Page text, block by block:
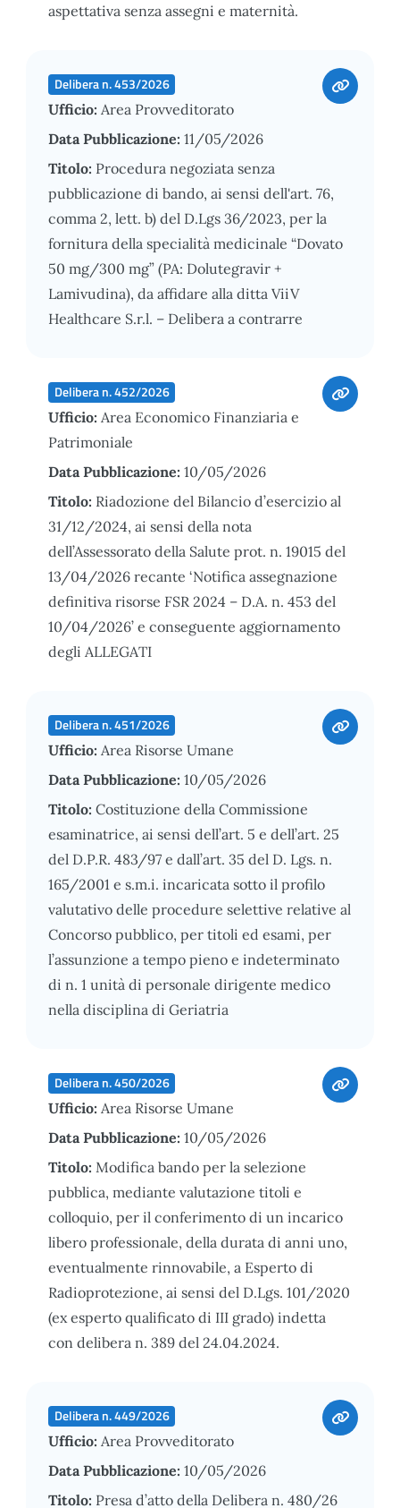
aspettativa senza assegni e maternità.
Delibera n. 453/2026
Ufficio: Area Provveditorato
Data Pubblicazione: 11/05/2026
Titolo: Procedura negoziata senza
pubblicazione di bando, ai sensi dell'art. 76,
comma 2, lett. b) del D.Lgs 36/2023, per la
fornitura della specialità medicinale “Dovato
50 mg/300 mg” (PA: Dolutegravir +
Lamivudina), da affidare alla ditta ViiV
Healthcare S.r.l. – Delibera a contrarre
Delibera n. 452/2026
Ufficio: Area Economico Finanziaria e
Patrimoniale
Data Pubblicazione: 10/05/2026
Titolo: Riadozione del Bilancio d’esercizio al
31/12/2024, ai sensi della nota
dell’Assessorato della Salute prot. n. 19015 del
13/04/2026 recante ‘Notifica assegnazione
definitiva risorse FSR 2024 – D.A. n. 453 del
10/04/2026’ e conseguente aggiornamento
degli ALLEGATI
Delibera n. 451/2026
Ufficio: Area Risorse Umane
Data Pubblicazione: 10/05/2026
Titolo: Costituzione della Commissione
esaminatrice, ai sensi dell’art. 5 e dell’art. 25
del D.P.R. 483/97 e dall’art. 35 del D. Lgs. n.
165/2001 e s.m.i. incaricata sotto il profilo
valutativo delle procedure selettive relative al
Concorso pubblico, per titoli ed esami, per
l’assunzione a tempo pieno e indeterminato
di n. 1 unità di personale dirigente medico
nella disciplina di Geriatria
Delibera n. 450/2026
Ufficio: Area Risorse Umane
Data Pubblicazione: 10/05/2026
Titolo: Modifica bando per la selezione
pubblica, mediante valutazione titoli e
colloquio, per il conferimento di un incarico
libero professionale, della durata di anni uno,
eventualmente rinnovabile, a Esperto di
Radioprotezione, ai sensi del D.Lgs. 101/2020
(ex esperto qualificato di III grado) indetta
con delibera n. 389 del 24.04.2024.
Delibera n. 449/2026
Ufficio: Area Provveditorato
Data Pubblicazione: 10/05/2026
Titolo: Presa d’atto della Delibera n. 480/26